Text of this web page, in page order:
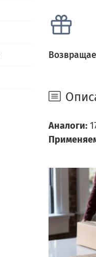
Аналоги: